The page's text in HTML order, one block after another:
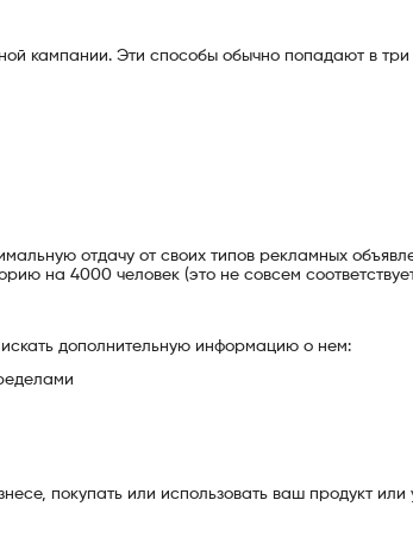
кампании. Эти способы обычно попадают в три
отдачу от своих типов рекламных
на 4000 человек (это не совсем
дополнительную информацию о нем:
покупать или использовать ваш продукт или